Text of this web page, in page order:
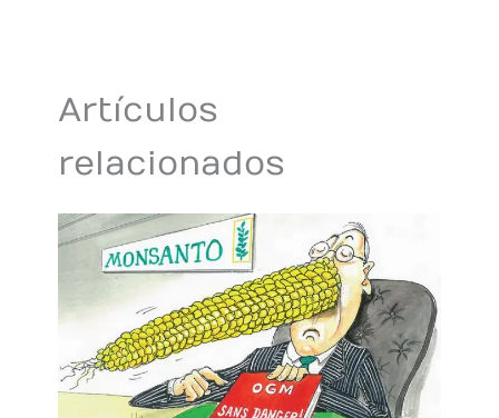
Artículos
relacionados